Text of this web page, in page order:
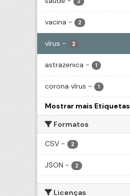
vacina - 2
vírus - 2
astrazenica - 1
corona vírus - 1
Mostrar mais Etiquetas
Formatos
CSV - 2
JSON - 2
Licenças